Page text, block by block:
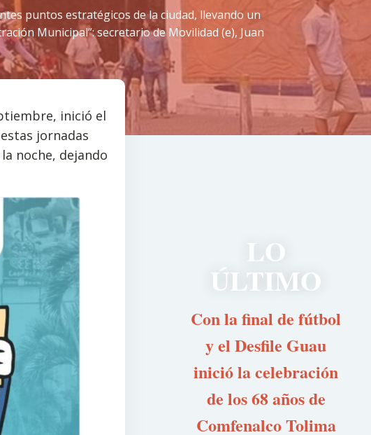
puntos estratégicos de la ciudad, llevando un
Municipal”: secretario de Movilidad (e), Juan
inició el
jornadas
noche, dejando
LO
ÚLTIMO
Con la final de fútbol
y el Desfile Guau
inició la celebración
de los 68 años de
Comfenalco Tolima